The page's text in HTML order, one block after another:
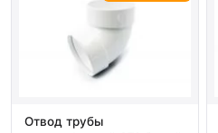
Отвод трубы